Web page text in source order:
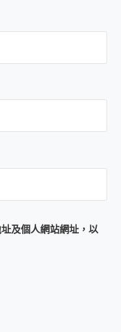
及個人網站網址，以